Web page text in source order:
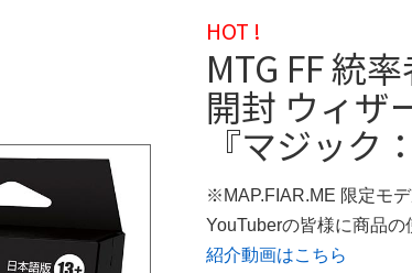
HOT !
MTG FF 統
開封 ウィザ
『マジック
※MAP.FIAR.ME 限定モ
YouTuberの皆様に商品の
紹介動画はこちら